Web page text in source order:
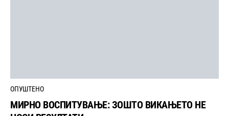
ОПУШТЕНО
МИРНО ВОСПИТУВАЊЕ: ЗОШТО ВИКАЊЕТО НЕ